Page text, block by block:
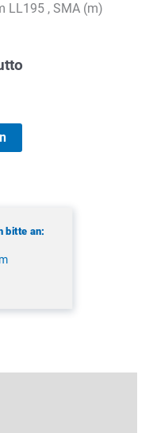
LL195 , SMA (m)
bitte an: